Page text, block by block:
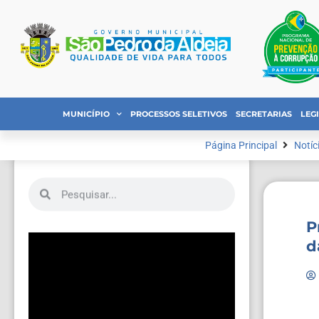
MUNICÍPIO PROCESSOS SELETIVOS SECRETARIAS
Página Principal